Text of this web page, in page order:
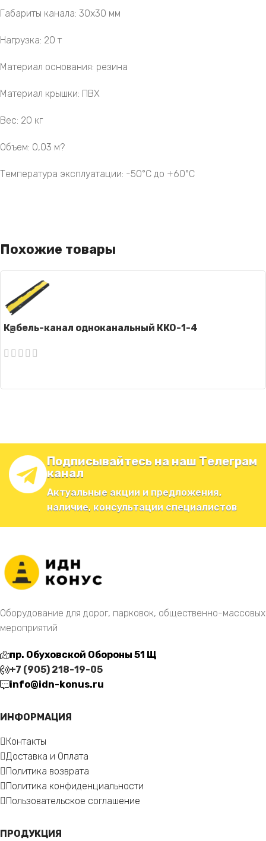
Габариты канала: 30х30 мм
Нагрузка: 20 т
Материал основания: резина
Материал крышки: ПВХ
Вес: 20 кг
Объем: 0,03 м?
Температура эксплуатации: -50°C до +60°C
Похожие товары
Кабель-канал одноканальный ККО-1-4
Подписывайтесь на наш Телеграм
канал
Актуальные акции и предложения,
наличие, консультации специалистов
Оборудование для дорог, парковок, общественно-массовых
мероприятий
пр. Обуховской Обороны 51 Щ
+7 (905) 218-19-05
info@idn-konus.ru
ИНФОРМАЦИЯ
Контакты
Доставка и Оплата
Политика возврата
Политика конфиденциальности
Пользовательское соглашение
ПРОДУКЦИЯ